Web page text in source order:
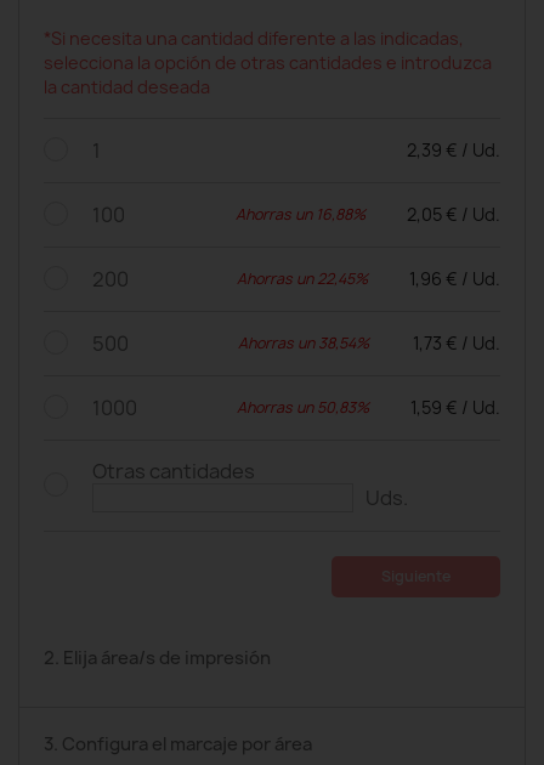
*Si necesita una cantidad diferente a las indicadas,
selecciona la opción de otras cantidades e introduzca
la cantidad deseada
1 2,39 € / Ud.
100 Ahorras un 16,88% 2,05 € / Ud.
200 Ahorras un 22,45% 1,96 € / Ud.
500 Ahorras un 38,54% 1,73 € / Ud.
1000 Ahorras un 50,83% 1,59 € / Ud.
Otras cantidades
Uds.
2. Elija área/s de impresión
3. Configura el marcaje por área